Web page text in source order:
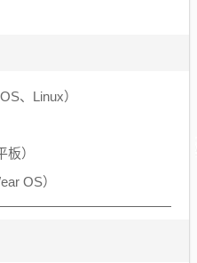
、Linux）
）
OS）